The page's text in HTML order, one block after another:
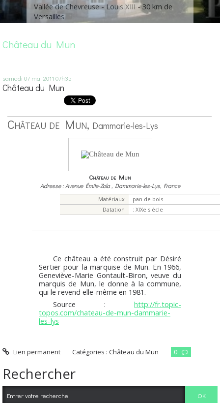
Vallée de Chevreuse - Louis XIII - 30 km de
Versailles
Château du Mun
samedi 07 mai 2011 07h35
Château du Mun
Château de Mun, Dammarie-les-Lys
Château de Mun
Adresse : Avenue Émile-Zola , Dammarie-les-Lys, France
Matériaux
pan de bois
Datation
: XIXe siècle
Ce château a été construit par Désiré
Sertier pour la marquise de Mun. En 1966,
Geneviève-Marie Gontault-Biron, veuve du
marquis de Mun, le donne à la commune,
qui le revend elle-même en 1981.
Source : http://fr.topic-
topos.com/chateau-de-mun-dammarie-
les-lys
Lien permanent Catégories :Château du Mun 0
Rechercher